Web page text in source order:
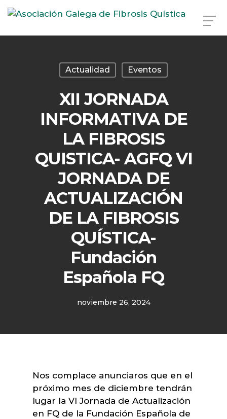
Actualidad Eventos
XII JORNADA
INFORMATIVA DE
LA FIBROSIS
QUISTICA- AGFQ VI
JORNADA DE
ACTUALIZACIÓN
DE LA FIBROSIS
QUÍSTICA-
Fundación
Española FQ
noviembre 26, 2024
Nos complace anunciaros que en el
próximo mes de diciembre tendrán
lugar la VI Jornada de Actualización
en FQ de la Fundación Española de